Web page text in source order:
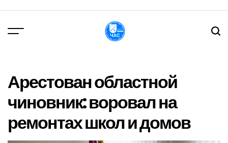
вмісту
Арестован областной
чиновник: воровал на
ремонтах школ и домов